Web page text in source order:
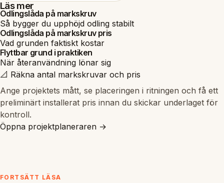
Läs mer
Odlingslåda på markskruv
Så bygger du upphöjd odling stabilt
Odlingslåda på markskruv pris
Vad grunden faktiskt kostar
Flyttbar grund i praktiken
När återanvändning lönar sig
📐 Räkna antal markskruvar och pris
Ange projektets mått, se placeringen i ritningen och få ett
preliminärt installerat pris innan du skickar underlaget för
kontroll.
Öppna projektplaneraren →
FORTSÄTT LÄSA